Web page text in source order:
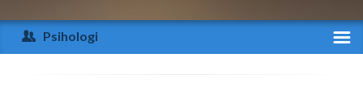
Arad
Arges
Psihologi